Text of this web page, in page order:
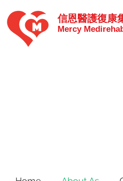
信恩醫護復康
Mercy